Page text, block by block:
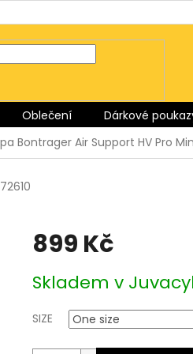
Oblečení Dárkové
Bontrager Air Support HV Pro
899 Kč
cena:
Skladem v
SIZE